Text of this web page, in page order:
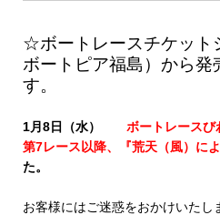
☆ボートレースチケット
ボートピア福島）から発
す。
1月8日（水） ボートレースび
第7レース以降、『荒天（風）に
た。
お客様にはご迷惑をおかけいたし